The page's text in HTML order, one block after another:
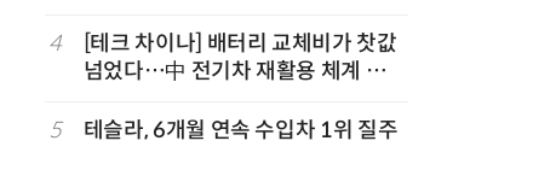
4
[테크 차이나] 배터리 교체비가 찻값
넘었다…中 전기차 재활용 체계 시
5
테슬라, 6개월 연속 수입차 1위 질주